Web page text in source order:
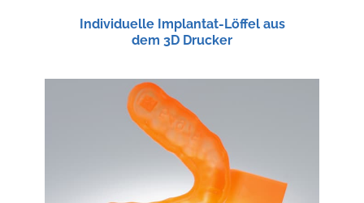
Individuelle Implantat-Löffel aus
dem 3D Drucker